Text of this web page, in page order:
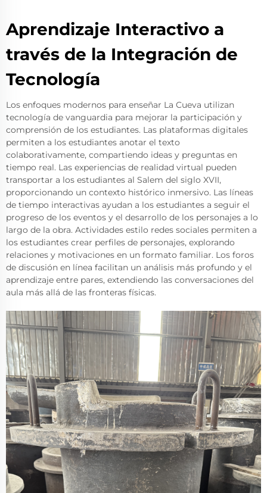
Aprendizaje Interactivo a
través de la Integración de
Tecnología
Los enfoques modernos para enseñar La Cueva utilizan
tecnología de vanguardia para mejorar la participación y
comprensión de los estudiantes. Las plataformas digitales
permiten a los estudiantes anotar el texto
colaborativamente, compartiendo ideas y preguntas en
tiempo real. Las experiencias de realidad virtual pueden
transportar a los estudiantes al Salem del siglo XVII,
proporcionando un contexto histórico inmersivo. Las líneas
de tiempo interactivas ayudan a los estudiantes a seguir el
progreso de los eventos y el desarrollo de los personajes a lo
largo de la obra. Actividades estilo redes sociales permiten a
los estudiantes crear perfiles de personajes, explorando
relaciones y motivaciones en un formato familiar. Los foros
de discusión en línea facilitan un análisis más profundo y el
aprendizaje entre pares, extendiendo las conversaciones del
aula más allá de las fronteras físicas.